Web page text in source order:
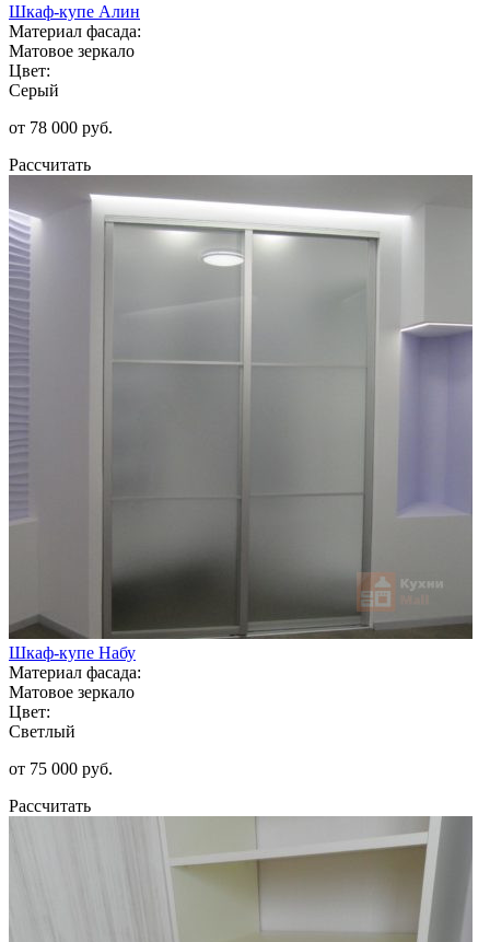
Шкаф-купе Алин
Материал фасада:
Матовое зеркало
Цвет:
Серый
от 78 000 руб.
Рассчитать
Шкаф-купе Набу
Материал фасада:
Матовое зеркало
Цвет:
Светлый
от 75 000 руб.
Рассчитать